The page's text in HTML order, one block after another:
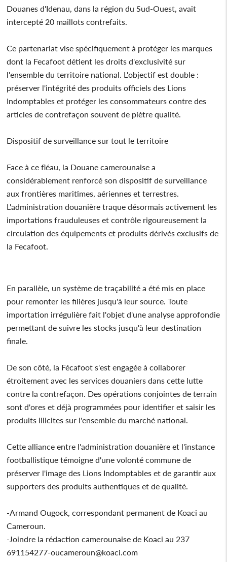
Douanes d'Idenau, dans la région du Sud-Ouest, avait
intercepté 20 maillots contrefaits.
Ce partenariat vise spécifiquement à protéger les marques
dont la Fecafoot détient les droits d'exclusivité sur
l'ensemble du territoire national. L'objectif est double :
préserver l'intégrité des produits officiels des Lions
Indomptables et protéger les consommateurs contre des
articles de contrefaçon souvent de piètre qualité.
Dispositif de surveillance sur tout le territoire
Face à ce fléau, la Douane camerounaise a
considérablement renforcé son dispositif de surveillance
aux frontières maritimes, aériennes et terrestres.
L'administration douanière traque désormais activement les
importations frauduleuses et contrôle rigoureusement la
circulation des équipements et produits dérivés exclusifs de
la Fecafoot.
En parallèle, un système de traçabilité a été mis en place
pour remonter les filières jusqu'à leur source. Toute
importation irrégulière fait l'objet d'une analyse approfondie
permettant de suivre les stocks jusqu'à leur destination
finale.
De son côté, la Fécafoot s'est engagée à collaborer
étroitement avec les services douaniers dans cette lutte
contre la contrefaçon. Des opérations conjointes de terrain
sont d'ores et déjà programmées pour identifier et saisir les
produits illicites sur l'ensemble du marché national.
Cette alliance entre l'administration douanière et l'instance
footballistique témoigne d'une volonté commune de
préserver l'image des Lions Indomptables et de garantir aux
supporters des produits authentiques et de qualité.
-Armand Ougock, correspondant permanent de Koaci au
Cameroun.
-Joindre la rédaction camerounaise de Koaci au 237
691154277-oucameroun@koaci.com